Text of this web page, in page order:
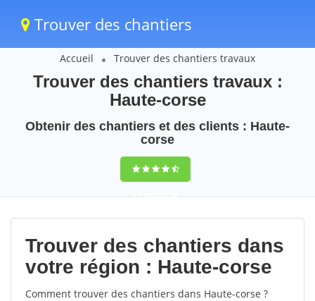
Trouver des chantiers
Accueil Trouver des chantiers travaux
Trouver des chantiers travaux :
Haute-corse
Obtenir des chantiers et des clients : Haute-
corse
9,5(100%)58
votes
Trouver des chantiers dans
votre région : Haute-corse
Comment trouver des chantiers dans Haute-corse ?